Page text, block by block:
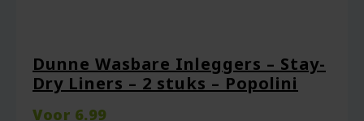
E-mail*
Dunne Wasbare Inleggers – Stay-
Dry Liners – 2 stuks – Popolini
Voor 6.99